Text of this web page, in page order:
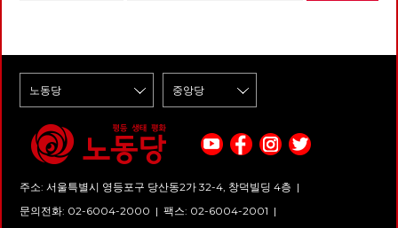
주소: 서울특별시 영등포구 당산동2가 32-4, 창덕빌딩 4층 |
문의전화: 02-6004-2000 | 팩스: 02-6004-2001 |